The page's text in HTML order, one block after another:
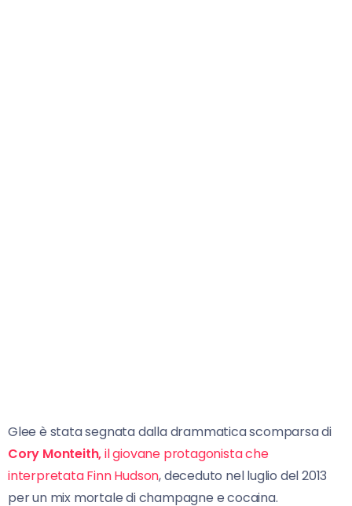
Glee è stata segnata dalla drammatica scomparsa di
Cory Monteith,il giovane protagonista che
interpretata Finn Hudson, deceduto nel luglio del 2013
per un mix mortale di champagne e cocaina.